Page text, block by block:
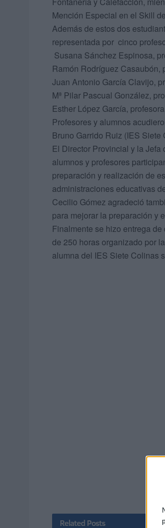
Mención Especial en el Skill
Además de estos dos
representada por cinco
Susana Sánchez Espinosa,
Ramón Rodríguez
Juan Antonio García Clavijo,
Mª Pilar Pascual González,
Esther López García,
Profesores y alumnos
Bruno Garrido Ruiz (IES
El Director Provincial y la
alumnos y profesores
preparación y realización de
administraciones educativas
Cecilio Gómez agradeció
para mejorar la preparación y
Finalmente se hizo entrega
de 250 horas organizado por
alumna del IES Siete Colinas
Related Posts